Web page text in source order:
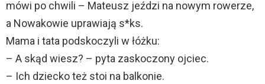
mówi po chwili – Mateusz jeździ na nowym rowerze,
a Nowakowie uprawiają s*ks.
Mama i tata podskoczyli w łóżku:
– A skąd wiesz? – pyta zaskoczony ojciec.
– Ich dziecko też stoi na balkonie.